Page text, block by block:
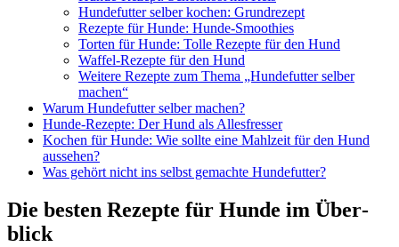
Hun­de­fut­ter sel­ber kochen: Grund­re­zept
Rezep­te für Hun­de: Hun­de-Smoothies
Tor­ten für Hun­de: Tol­le Rezep­te für den Hund
Waf­fel-Rezep­te für den Hund
Wei­te­re Rezep­te zum The­ma „Hun­de­fut­ter sel­ber
machen“
War­um Hun­de­fut­ter sel­ber machen?
Hun­de-Rezep­te: Der Hund als Alles­fres­ser
Kochen für Hun­de: Wie soll­te eine Mahl­zeit für den Hund
aus­se­hen?
Was gehört nicht ins selbst gemach­te Hun­de­fut­ter?
Die bes­ten Rezep­te für Hun­de im Über­
blick